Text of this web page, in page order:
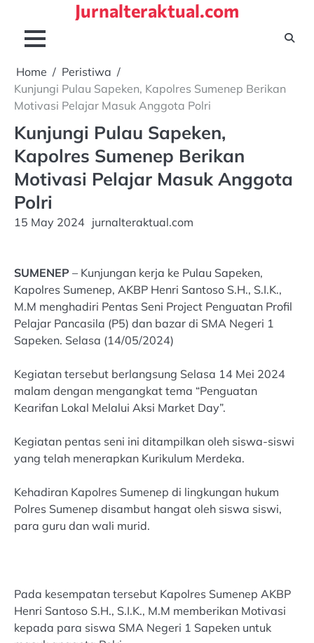
content
Jurnalteraktual.com
Home
Peristiwa
Kunjungi Pulau Sapeken, Kapolres Sumenep Berikan
Motivasi Pelajar Masuk Anggota Polri
Kunjungi Pulau Sapeken,
Kapolres Sumenep Berikan
Motivasi Pelajar Masuk Anggota
Polri
15 May 2024 jurnalteraktual.com
SUMENEP – Kunjungan kerja ke Pulau Sapeken,
Kapolres Sumenep, AKBP Henri Santoso S.H., S.I.K.,
M.M menghadiri Pentas Seni Project Penguatan Profil
Pelajar Pancasila (P5) dan bazar di SMA Negeri 1
Sapeken. Selasa (14/05/2024)
Kegiatan tersebut berlangsung Selasa 14 Mei 2024
malam dengan mengangkat tema “Penguatan
Kearifan Lokal Melalui Aksi Market Day”.
Kegiatan pentas seni ini ditampilkan oleh siswa-siswi
yang telah menerapkan Kurikulum Merdeka.
Kehadiran Kapolres Sumenep di lingkungan hukum
Polres Sumenep disambut hangat oleh siswa siswi,
para guru dan wali murid.
Pada kesempatan tersebut Kapolres Sumenep AKBP
Henri Santoso S.H., S.I.K., M.M memberikan Motivasi
kepada para siswa SMA Negeri 1 Sapeken untuk